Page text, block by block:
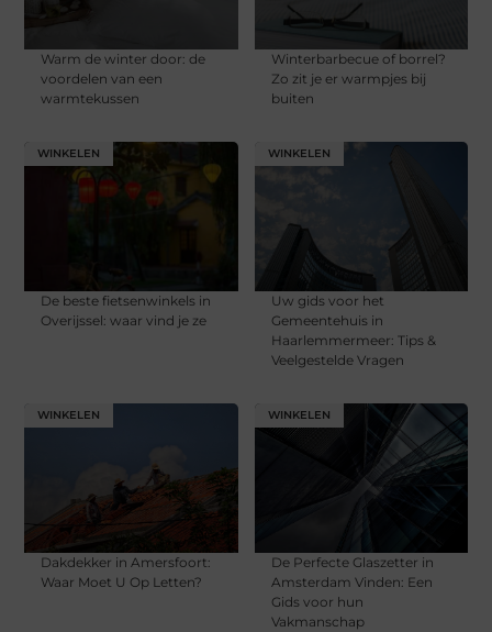
Warm de winter door: de
voordelen van een
warmtekussen
Winterbarbecue of borrel?
Zo zit je er warmpjes bij
buiten
WINKELEN
De beste fietsenwinkels in
Overijssel: waar vind je ze
WINKELEN
Uw gids voor het
Gemeentehuis in
Haarlemmermeer: Tips &
Veelgestelde Vragen
WINKELEN
Dakdekker in Amersfoort:
Waar Moet U Op Letten?
WINKELEN
De Perfecte Glaszetter in
Amsterdam Vinden: Een
Gids voor hun
Vakmanschap